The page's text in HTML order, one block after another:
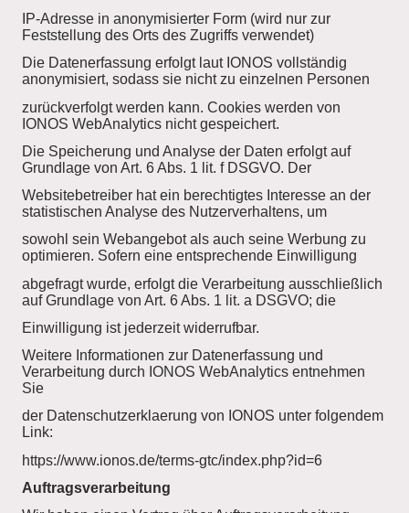
IP-Adresse in anonymisierter Form (wird nur zur
Feststellung des Orts des Zugriffs verwendet)
Die Datenerfassung erfolgt laut IONOS vollständig
anonymisiert, sodass sie nicht zu einzelnen Personen
zurückverfolgt werden kann. Cookies werden von
IONOS WebAnalytics nicht gespeichert.
Die Speicherung und Analyse der Daten erfolgt auf
Grundlage von Art. 6 Abs. 1 lit. f DSGVO. Der
Websitebetreiber hat ein berechtigtes Interesse an der
statistischen Analyse des Nutzerverhaltens, um
sowohl sein Webangebot als auch seine Werbung zu
optimieren. Sofern eine entsprechende Einwilligung
abgefragt wurde, erfolgt die Verarbeitung ausschließlich
auf Grundlage von Art. 6 Abs. 1 lit. a DSGVO; die
Einwilligung ist jederzeit widerrufbar.
Weitere Informationen zur Datenerfassung und
Verarbeitung durch IONOS WebAnalytics entnehmen
Sie
der Datenschutzerklaerung von IONOS unter folgendem
Link:
https://www.ionos.de/terms-gtc/index.php?id=6
Auftragsverarbeitung